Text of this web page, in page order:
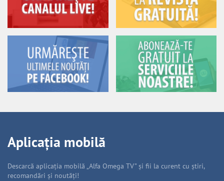
Aplicația mobilă
Descarcă aplicația mobilă „Alfa Omega TV” și fii la curent cu știri,
recomandări și noutăți!